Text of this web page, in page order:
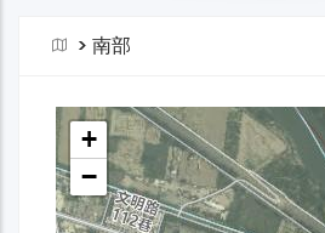
> 南部